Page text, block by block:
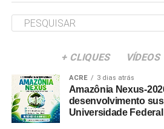
+ CLIQUES VÍDEOS
ACRE 3 dias atrás
Amazônia Nexus-
desenvolvimento
Universidade